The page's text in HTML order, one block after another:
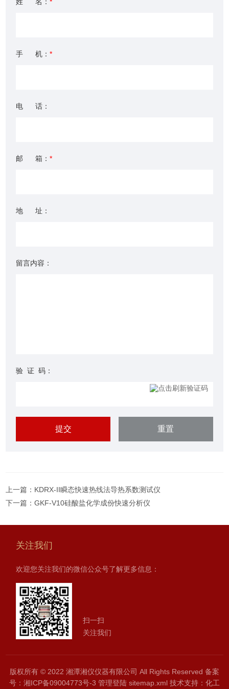
姓 名：*
手 机：*
电 话：
邮 箱：*
地 址：
留言内容：
验 证 码：
上一篇： KDRX-II瞬态快速热线法导热系数测试仪
下一篇：GKF-V10硅酸盐化学成份快速分析仪
关注我们
欢迎您关注我们的微信公众号了解更多信息：
扫一扫
关注我们
版权所有 © 2022 湘潭湘仪仪器有限公司 All Rights Reserved 备案
号：湘ICP备09004773号-3 管理登陆 sitemap.xml 技术支持： 化工